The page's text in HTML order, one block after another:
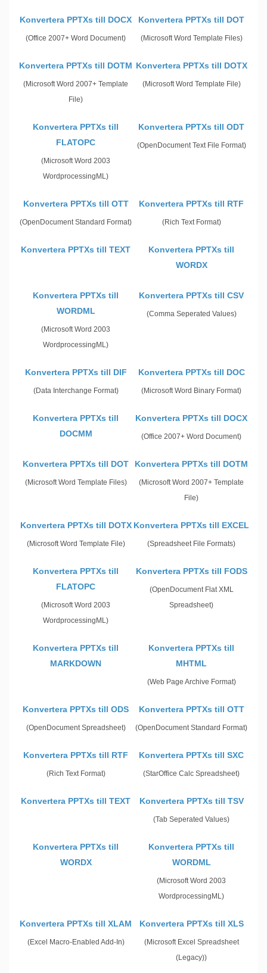
Konvertera PPTXs till DOCX
(Office 2007+ Word Document)
Konvertera PPTXs till DOT
(Microsoft Word Template Files)
Konvertera PPTXs till DOTM
(Microsoft Word 2007+ Template
File)
Konvertera PPTXs till DOTX
(Microsoft Word Template File)
Konvertera PPTXs till
FLATOPC
(Microsoft Word 2003
WordprocessingML)
Konvertera PPTXs till ODT
(OpenDocument Text File Format)
Konvertera PPTXs till OTT
(OpenDocument Standard Format)
Konvertera PPTXs till RTF
(Rich Text Format)
Konvertera PPTXs till TEXT
Konvertera PPTXs till
WORDX
Konvertera PPTXs till
WORDML
(Microsoft Word 2003
WordprocessingML)
Konvertera PPTXs till CSV
(Comma Seperated Values)
Konvertera PPTXs till DIF
(Data Interchange Format)
Konvertera PPTXs till DOC
(Microsoft Word Binary Format)
Konvertera PPTXs till
DOCMM
Konvertera PPTXs till DOCX
(Office 2007+ Word Document)
Konvertera PPTXs till DOT
(Microsoft Word Template Files)
Konvertera PPTXs till DOTM
(Microsoft Word 2007+ Template
File)
Konvertera PPTXs till DOTX
(Microsoft Word Template File)
Konvertera PPTXs till EXCEL
(Spreadsheet File Formats)
Konvertera PPTXs till
FLATOPC
(Microsoft Word 2003
WordprocessingML)
Konvertera PPTXs till FODS
(OpenDocument Flat XML
Spreadsheet)
Konvertera PPTXs till
MARKDOWN
Konvertera PPTXs till
MHTML
(Web Page Archive Format)
Konvertera PPTXs till ODS
(OpenDocument Spreadsheet)
Konvertera PPTXs till OTT
(OpenDocument Standard Format)
Konvertera PPTXs till RTF
(Rich Text Format)
Konvertera PPTXs till SXC
(StarOffice Calc Spreadsheet)
Konvertera PPTXs till TEXT Konvertera PPTXs till TSV
(Tab Seperated Values)
Konvertera PPTXs till
WORDX
Konvertera PPTXs till
WORDML
(Microsoft Word 2003
WordprocessingML)
Konvertera PPTXs till XLAM
(Excel Macro-Enabled Add-In)
Konvertera PPTXs till XLS
(Microsoft Excel Spreadsheet
(Legacy))